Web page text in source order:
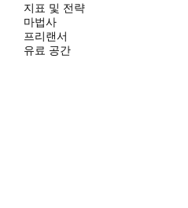
지표 및 전략
마법사
프리랜서
유료 공간